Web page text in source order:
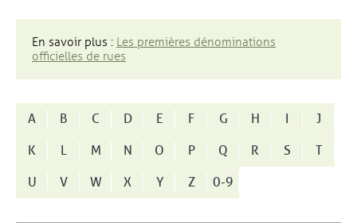
En savoir plus : Les premières dénominations
officielles de rues
A B C D E F G H I
J
K
L M N O P Q R S
T
U
V W X Y Z 0-9